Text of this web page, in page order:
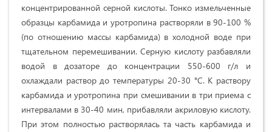
концентрированной серной кислоты. Тонко измельченные
образцы карбамида и уротропина растворяли в 90-100 %
(по отношению массы карбамида) в холодной воде при
тщательном перемешивании. Серную кислоту разбавляли
водой в дозаторе до концентрации 550-600 г/л и
охлаждали раствор до температуры 20-30 °С. К раствору
карбамида и уротропина при смешивании в три приема с
интервалами в 30-40 мин, прибавляли акриловую кислоту.
При этом полностью растворялась та часть карбамида и